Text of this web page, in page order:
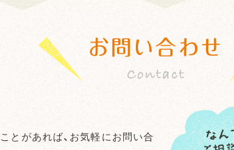
お問い合わせ
とがあれば、お気軽にお問い合